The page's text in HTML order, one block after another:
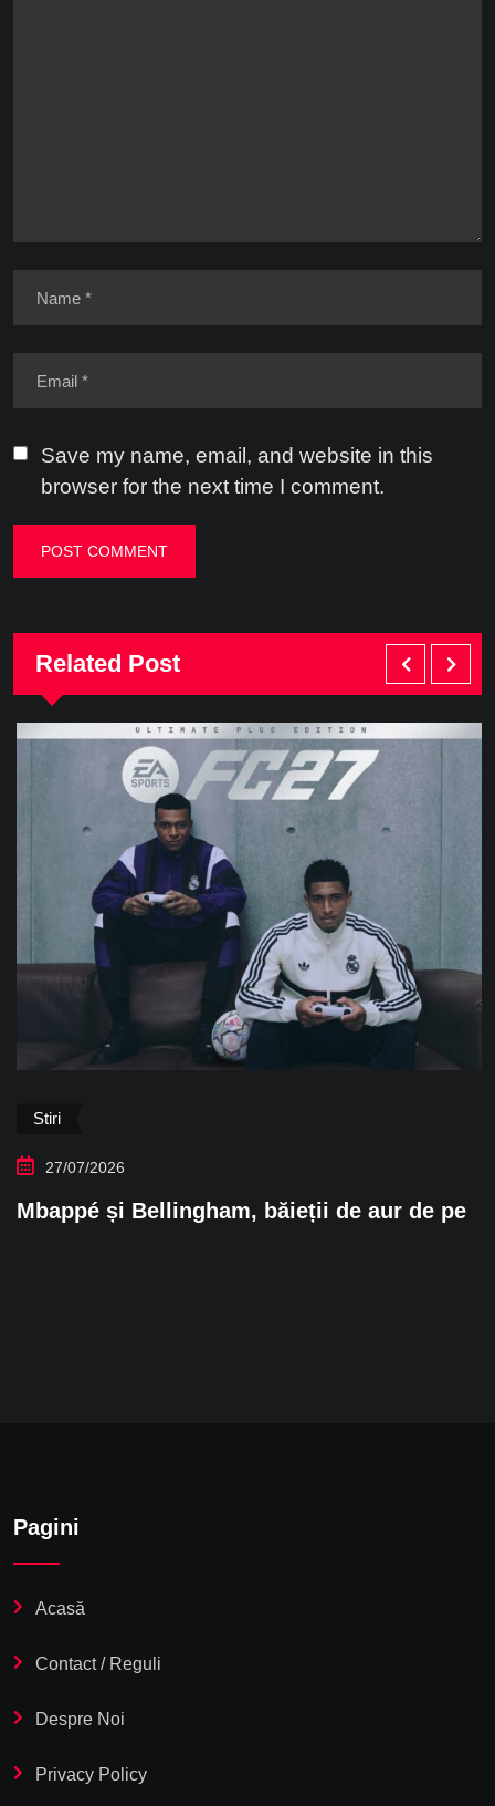
Save my name, email, and website in this
browser for the next time I comment.
Related Post
Stiri
27/07/2026
Mbappé și Bellingham, băieții de aur de pe
Pagini
Acasă
Contact / Reguli
Despre Noi
Privacy Policy